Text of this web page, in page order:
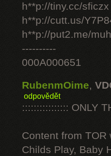
h**p://tiny.cc/sficzx
h**p://cutt.us/
h**p://put2.me/
----------
000A000651
RubenmOime,
odpovědět
:::::::::::::::: ONLY
Content from
Childs Play, Baby